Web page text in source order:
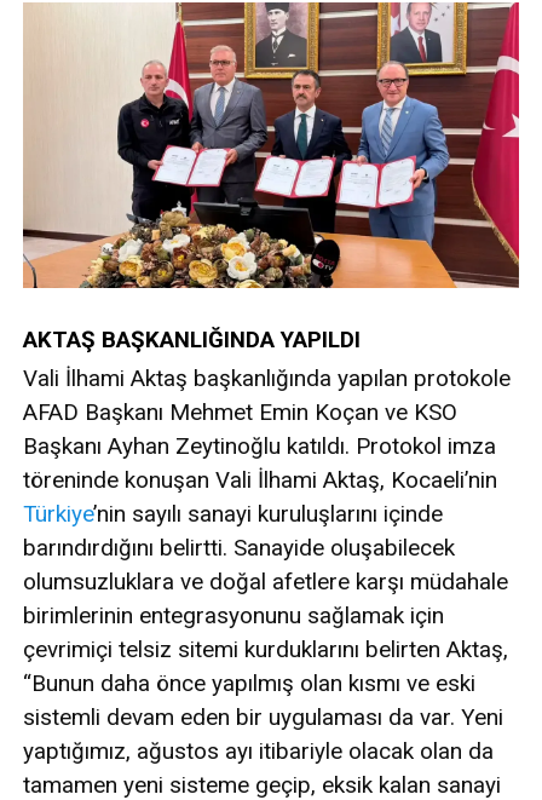
AKTAŞ BAŞKANLIĞINDA YAPILDI
Vali İlhami Aktaş başkanlığında yapılan protokole
AFAD Başkanı Mehmet Emin Koçan ve KSO
Başkanı Ayhan Zeytinoğlu katıldı. Protokol imza
töreninde konuşan Vali İlhami Aktaş, Kocaeli’nin
Türkiye’nin sayılı sanayi kuruluşlarını içinde
barındırdığını belirtti. Sanayide oluşabilecek
olumsuzluklara ve doğal afetlere karşı müdahale
birimlerinin entegrasyonunu sağlamak için
çevrimiçi telsiz sitemi kurduklarını belirten Aktaş,
“Bunun daha önce yapılmış olan kısmı ve eski
sistemli devam eden bir uygulaması da var. Yeni
yaptığımız, ağustos ayı itibariyle olacak olan da
tamamen yeni sisteme geçip, eksik kalan sanayi